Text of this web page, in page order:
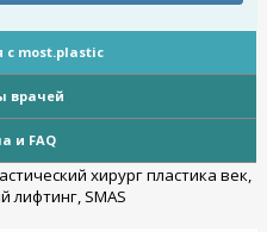
с most.plastic
врачей
и FAQ